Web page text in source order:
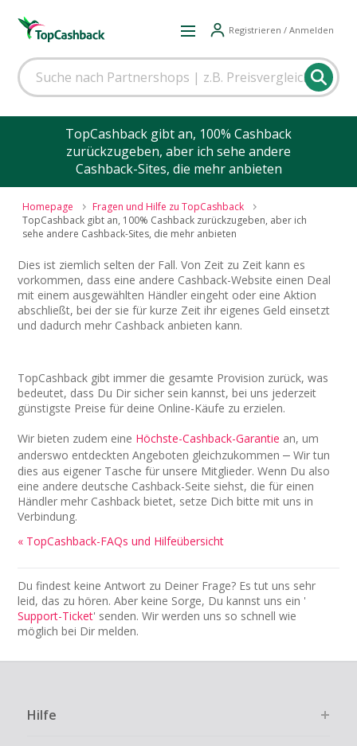
Registrieren / Anmelden
TopCashback gibt an, 100% Cashback
zurückzugeben, aber ich sehe andere
Cashback-Sites, die mehr anbieten
Homepage
Fragen und Hilfe zu TopCashback
TopCashback gibt an, 100% Cashback zurückzugeben, aber ich
sehe andere Cashback-Sites, die mehr anbieten
Dies ist ziemlich selten der Fall. Von Zeit zu Zeit kann es
vorkommen, dass eine andere Cashback-Website einen Deal
mit einem ausgewählten Händler eingeht oder eine Aktion
abschließt, bei der sie für kurze Zeit ihr eigenes Geld einsetzt
und dadurch mehr Cashback anbieten kann.
TopCashback gibt immer die gesamte Provision zurück, was
bedeutet, dass Du Dir sicher sein kannst, bei uns jederzeit
günstigste Preise für deine Online-Käufe zu erzielen.
Wir bieten zudem eine Höchste-Cashback-Garantie an, um
anderswo entdeckten Angeboten gleichzukommen– Wir tun
dies aus eigener Tasche für unsere Mitglieder. Wenn Du also
eine andere deutsche Cashback-Seite siehst, die für einen
Händler mehr Cashback bietet, setze Dich bitte mit uns in
Verbindung.
« TopCashback-FAQs und Hilfeübersicht
Du findest keine Antwort zu Deiner Frage? Es tut uns sehr
leid, das zu hören. Aber keine Sorge, Du kannst uns ein '
Support-Ticket' senden. Wir werden uns so schnell wie
möglich bei Dir melden.
Hilfe